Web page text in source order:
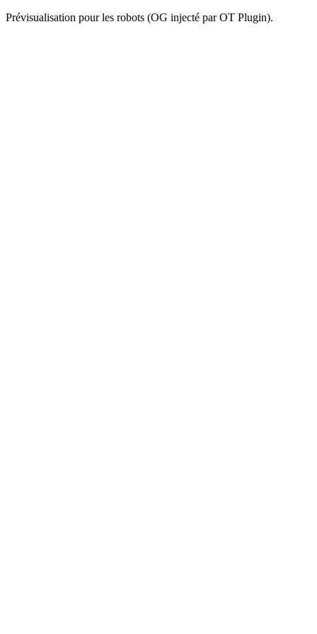
Prévisualisation pour les robots (OG injecté par OT Plugin).